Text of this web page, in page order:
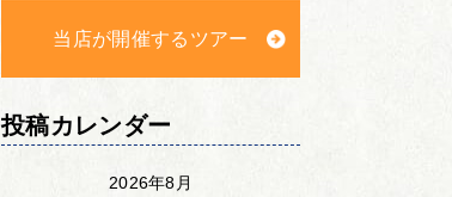
当店が開催するツアー
投稿カレンダー
2026年8月